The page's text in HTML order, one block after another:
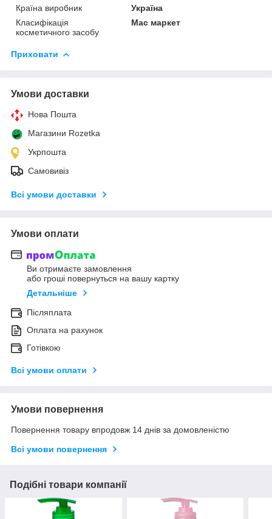
Країна виробник
Україна
Класифікація
косметичного засобу
Мас маркет
Приховати
Умови доставки
Нова Пошта
Магазини Rozetka
Укрпошта
Самовивіз
Всі умови доставки
Умови оплати
Ви отримаєте замовлення
або гроші повернуться на вашу картку
Детальніше
Післяплата
Оплата на рахунок
Готівкою
Всі умови оплати
Умови повернення
Повернення товару впродовж 14 днів за домовленістю
Всі умови повернення
Подібні товари компанії